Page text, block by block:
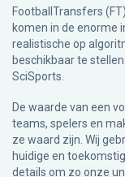
FootballTransfers
komen in de enorme
realistische op
beschikbaar te
SciSports
De waarde van een
teams, spelers en
ze waard zijn. Wij
huidige en
details om zo onze